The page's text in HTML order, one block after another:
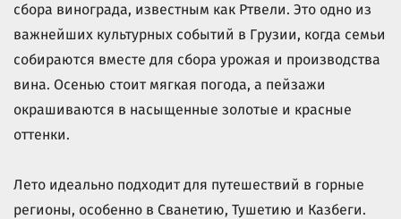
сбора винограда, известным как Ртвели. Это одно из
важнейших культурных событий в Грузии, когда семьи
собираются вместе для сбора урожая и производства
вина. Осенью стоит мягкая погода, а пейзажи
окрашиваются в насыщенные золотые и красные
оттенки.
Лето идеально подходит для путешествий в горные
регионы, особенно в Сванетию, Тушетию и Казбеги.